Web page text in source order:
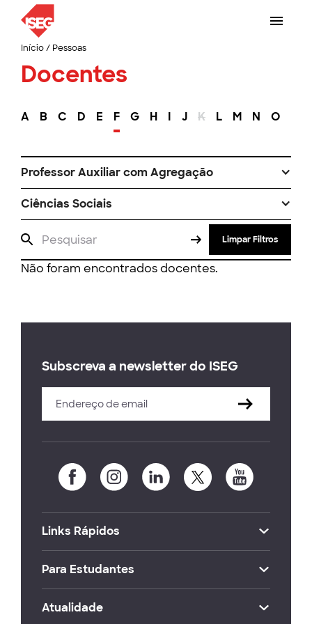
Início/ Pessoas
Docentes
A B C D E F G H I J K L M N O
Professor Auxiliar com Agregação
Ciências Sociais
Limpar Filtros
Não foram encontrados docentes.
Subscreva a newsletter do ISEG
Links Rápidos
Para Estudantes
Atualidade